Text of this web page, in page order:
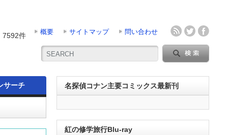
概要 サイトマップ 問い合わせ
7592件
サーチ 名探偵コナン主要コミックス最新刊
紅の修学旅行Blu-ray